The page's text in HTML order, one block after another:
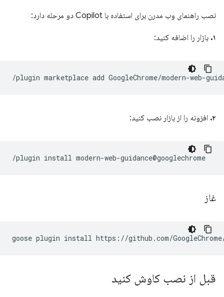
نصب راهنمای وب مدرن برای استفاده با Copilot دو مرحله دارد:
۱. بازار را اضافه کنید:
۲. افزونه را از بازار نصب کنید:
غاز
goose plugin install https://github.com/
قبل از نصب کاوش کنید